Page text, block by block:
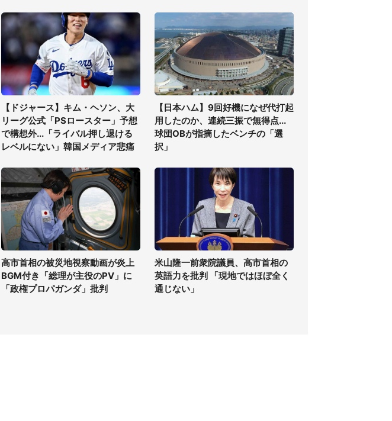
【ドジャース】キム・ヘソン、大
リーグ公式「PSロースター」予想
で構想外...「ライバル押し退ける
レベルにない」韓国メディア悲痛
【日本ハム】9回好機になぜ代打起
用したのか、連続三振で無得点...
球団OBが指摘したベンチの「選
択」
高市首相の被災地視察動画が炎上
BGM付き「総理が主役のPV」に
「政権プロパガンダ」批判
米山隆一前衆院議員、高市首相の
英語力を批判 「現地ではほぼ全く
通じない」